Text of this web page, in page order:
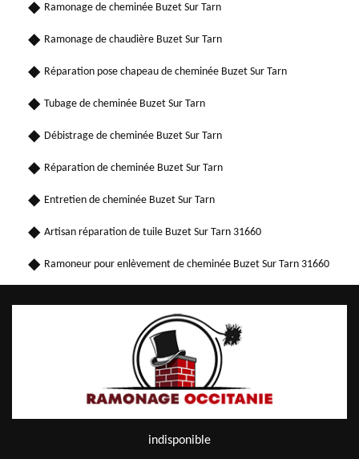
Ramonage de cheminée Buzet Sur Tarn
Ramonage de chaudière Buzet Sur Tarn
Réparation pose chapeau de cheminée Buzet Sur Tarn
Tubage de cheminée Buzet Sur Tarn
Débistrage de cheminée Buzet Sur Tarn
Réparation de cheminée Buzet Sur Tarn
Entretien de cheminée Buzet Sur Tarn
Artisan réparation de tuile Buzet Sur Tarn 31660
Ramoneur pour enlèvement de cheminée Buzet Sur Tarn 31660
indisponible